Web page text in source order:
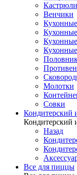
Кастрюли
Венчики
Молотки
Совки
Кондитерский
Кондитерский
Назад
Все для пиццы